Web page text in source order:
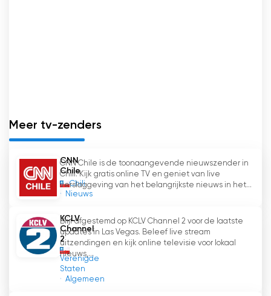
Meer tv-zenders
CNN
Chile
Chili
Nieuws
CNN Chile is de toonaangevende nieuwszender in
Chili. Kijk gratis online TV en geniet van live
verslaggeving van het belangrijkste nieuws in het...
KCLV
Channel
2
Verenigde
Staten
Algemeen
Blijf afgestemd op KCLV Channel 2 voor de laatste
updates in Las Vegas. Beleef live stream
uitzendingen en kijk online televisie voor lokaal
nieuws,...